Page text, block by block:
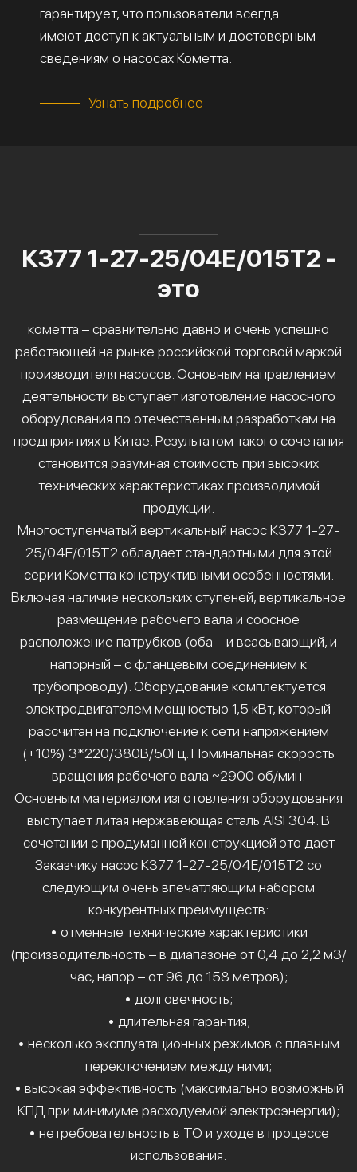
гарантирует, что пользователи всегда
имеют доступ к актуальным и достоверным
сведениям о насосах Кометта.
Узнать подробнее
К377 1-27-25/04Е/015Т2 -
это
кометта – сравнительно давно и очень успешно
работающей на рынке российской торговой маркой
производителя насосов. Основным направлением
деятельности выступает изготовление насосного
оборудования по отечественным разработкам на
предприятиях в Китае. Результатом такого сочетания
становится разумная стоимость при высоких
технических характеристиках производимой
продукции.
Многоступенчатый вертикальный насос К377 1-27-
25/04Е/015Т2 обладает стандартными для этой
серии Кометта конструктивными особенностями.
Включая наличие нескольких ступеней, вертикальное
размещение рабочего вала и соосное
расположение патрубков (оба – и всасывающий, и
напорный – с фланцевым соединением к
трубопроводу). Оборудование комплектуется
электродвигателем мощностью 1,5 кВт, который
рассчитан на подключение к сети напряжением
(±10%) 3*220/380В/50Гц. Номинальная скорость
вращения рабочего вала ~2900 об/мин.
Основным материалом изготовления оборудования
выступает литая нержавеющая сталь AISI 304. В
сочетании с продуманной конструкцией это дает
Заказчику насос К377 1-27-25/04Е/015Т2 со
следующим очень впечатляющим набором
конкурентных преимуществ:
• отменные технические характеристики
(производительность – в диапазоне от 0,4 до 2,2 м3/
час, напор – от 96 до 158 метров);
• долговечность;
• длительная гарантия;
• несколько эксплуатационных режимов с плавным
переключением между ними;
• высокая эффективность (максимально возможный
КПД при минимуме расходуемой электроэнергии);
• нетребовательность в ТО и уходе в процессе
использования.